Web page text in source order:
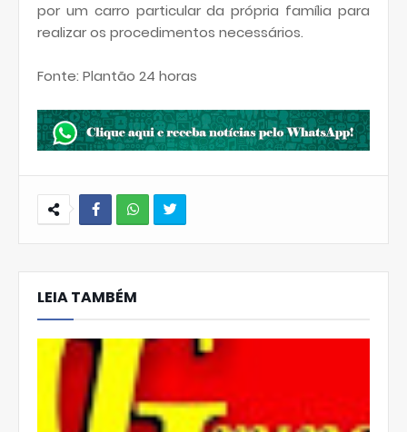
por um carro particular da própria família para
realizar os procedimentos necessários.
Fonte: Plantão 24 horas
hats
Ap
LEIA TAMBÉM